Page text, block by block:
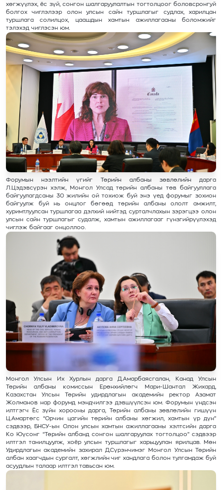
хөгжүүлэх, ёс зүй, сонгон шалгаруулалтын тогтолцоог боловсронгуй
болгох чиглэлээр олон улсын сайн туршлагыг судлах, харилцан
туршлага солилцох, цаашдын хамтын ажиллагааны боломжийг
тэлэхэд чиглэсэн юм.
Форумын нээлтийн үгийг Төрийн албаны зөвлөлийн дарга
Л.Цэдэвсүрэн хэлж, Монгол Улсад төрийн албаны төв байгууллага
байгуулагдсаны 30 жилийн ой тохиож буй энэ үед форумыг зохион
байгуулж буй нь онцлог бөгөөд төрийн албаны ололт амжилт,
хуримтлуулсан туршлагаа дэлхий нийтэд сурталчлахын зэрэгцээ олон
улсын сайн туршлагыг судалж, хамтын ажиллагааг гүнзгийрүүлэхэд
чиглэж байгааг онцоллоо.
Монгол Улсын Их Хурлын дарга Д.Амарбаясгалан, Канад Улсын
Төрийн албаны комиссын Ерөнхийлөгч Мари-Шантал Жихард,
Казахстан Улсын Төрийн удирдлагын академийн ректор Азамат
Жолманов нар форумд мэндчилгээ дэвшүүлсэн юм. Форумын үндсэн
илтгэгч Ёс зүйн хорооны дарга, Төрийн албаны зөвлөлийн гишүүн
Ц.Амартөгс “Орчин цагийн төрийн албаны хөгжил, хамтын үр дүн”
сэдвээр, БНСУ-ын Олон улсын хамтын ажиллагааны хэлтсийн дарга
Ко Юүсонг “Төрийн албанд сонгон шалгаруулах тогтолцоо” сэдвээр
илтгэл танилцуулж, хоёр улсын туршлагыг харьцуулан ярилцав. Мөн
Удирдлагын академийн захирал Д.Сүрэнчимэг Монгол Улсын Төрийн
албан хаагчдын сургалт, хөгжлийн чиг хандлага болон тулгамдаж буй
асуудлын талаар илтгэл тавьсан юм.